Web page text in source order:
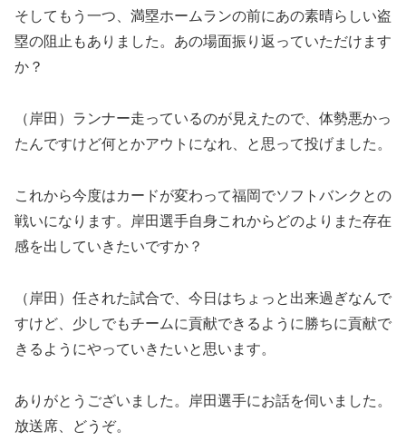
そしてもう一つ、満塁ホームランの前にあの素晴らしい盗
塁の阻止もありました。あの場面振り返っていただけます
か？
（岸田）ランナー走っているのが見えたので、体勢悪かっ
たんですけど何とかアウトになれ、と思って投げました。
これから今度はカードが変わって福岡でソフトバンクとの
戦いになります。岸田選手自身これからどのよりまた存在
感を出していきたいですか？
（岸田）任された試合で、今日はちょっと出来過ぎなんで
すけど、少しでもチームに貢献できるように勝ちに貢献で
きるようにやっていきたいと思います。
ありがとうございました。岸田選手にお話を伺いました。
放送席、どうぞ。